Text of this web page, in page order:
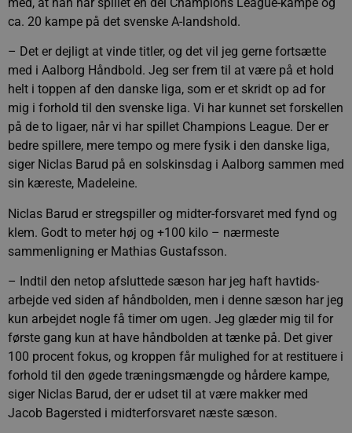
ca. 20 kampe på det svenske A-landshold.
– Det er dejligt at vinde titler, og det vil jeg gerne fortsætte
med i Aalborg Håndbold. Jeg ser frem til at være på et hold
helt i toppen af den danske liga, som er et skridt op ad for
mig i forhold til den svenske liga. Vi har kunnet set forskellen
på de to ligaer, når vi har spillet Champions League. Der er
bedre spillere, mere tempo og mere fysik i den danske liga,
siger Niclas Barud på en solskinsdag i Aalborg sammen med
sin kæreste, Madeleine.
Niclas Barud er stregspiller og midter-forsvaret med fynd og
klem. Godt to meter høj og +100 kilo – nærmeste
sammenligning er Mathias Gustafsson.
– Indtil den netop afsluttede sæson har jeg haft havtids-
arbejde ved siden af håndbolden, men i denne sæson har jeg
kun arbejdet nogle få timer om ugen. Jeg glæder mig til for
første gang kun at have håndbolden at tænke på. Det giver
100 procent fokus, og kroppen får mulighed for at restituere i
forhold til den øgede træningsmængde og hårdere kampe,
siger Niclas Barud, der er udset til at være makker med
Jacob Bagersted i midterforsvaret næste sæson.